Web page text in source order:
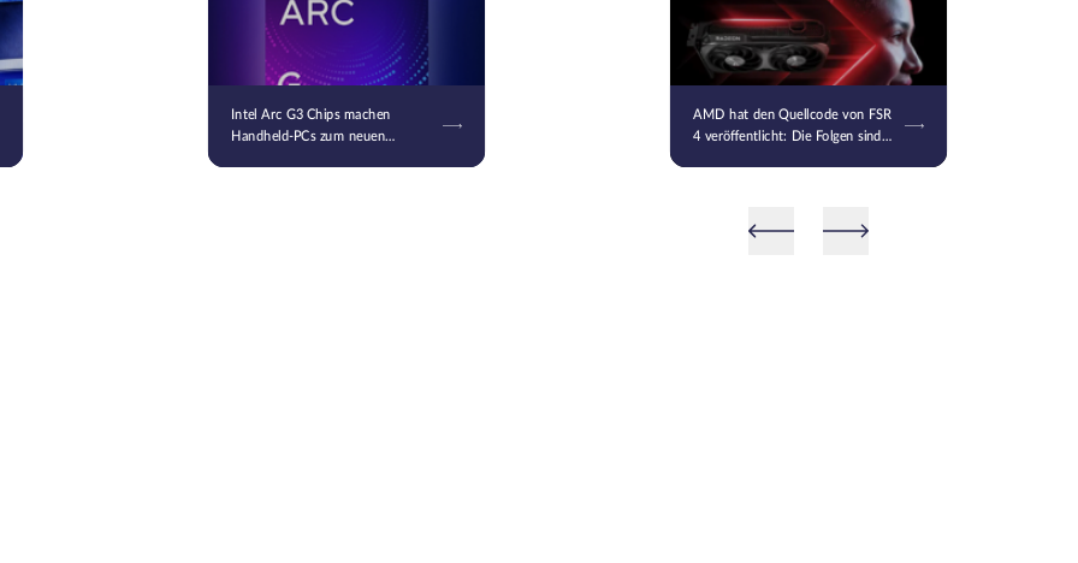
Intel Arc G3 Chips machen
Handheld-PCs zum neuen
AMD hat den Quellcode von FSR
4 veröffentlicht: Die Folgen sind